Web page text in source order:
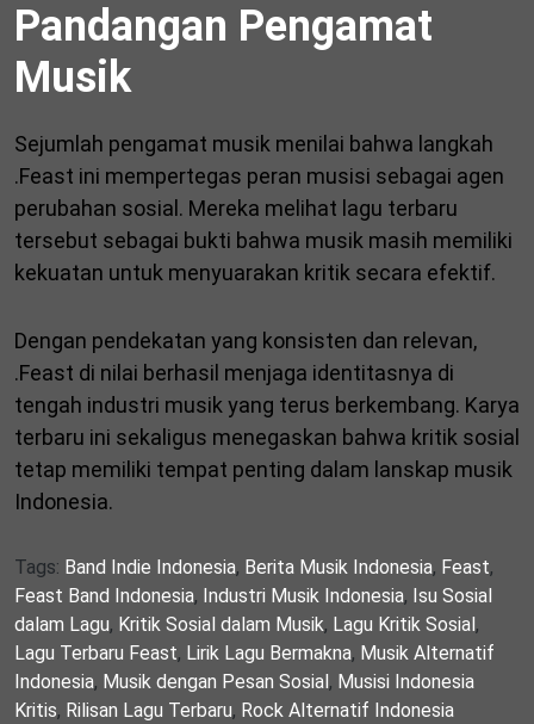
Pandangan Pengamat
Musik
Sejumlah pengamat musik menilai bahwa langkah
.Feast ini mempertegas peran musisi sebagai agen
perubahan sosial. Mereka melihat lagu terbaru
tersebut sebagai bukti bahwa musik masih memiliki
kekuatan untuk menyuarakan kritik secara efektif.
Dengan pendekatan yang konsisten dan relevan,
.Feast di nilai berhasil menjaga identitasnya di
tengah industri musik yang terus berkembang. Karya
terbaru ini sekaligus menegaskan bahwa kritik sosial
tetap memiliki tempat penting dalam lanskap musik
Indonesia.
Tags: Band Indie Indonesia, Berita Musik Indonesia, Feast,
Feast Band Indonesia, Industri Musik Indonesia, Isu Sosial
dalam Lagu, Kritik Sosial dalam Musik, Lagu Kritik Sosial ,
Lagu Terbaru Feast, Lirik Lagu Bermakna, Musik Alternatif
Indonesia, Musik dengan Pesan Sosial , Musisi Indonesia
Kritis, Rilisan Lagu Terbaru, Rock Alternatif Indonesia